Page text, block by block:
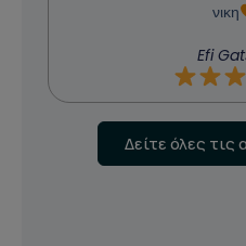
νικη
Efi
Δείτε όλες τις